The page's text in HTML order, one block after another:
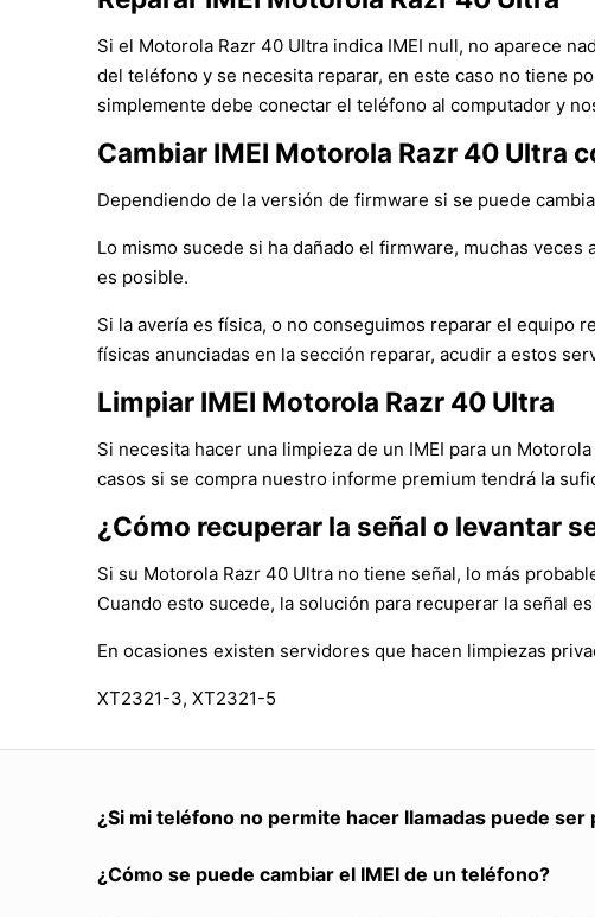
Si el Motorola Razr 40 Ultra indica IMEI null, no aparece
del teléfono y se necesita reparar, en este caso no tiene
simplemente debe conectar el teléfono al computador y
Cambiar IMEI Motorola Razr 40 Ultra
Dependiendo de la versión de firmware si se puede
Lo mismo sucede si ha dañado el firmware, muchas
es posible.
Si la avería es física, o no conseguimos reparar el equipo
físicas anunciadas en la sección reparar, acudir a estos
Limpiar IMEI Motorola Razr 40 Ultra
Si necesita hacer una limpieza de un IMEI para un
casos si se compra nuestro informe premium tendrá la
¿Cómo recuperar la señal o levantar
Si su Motorola Razr 40 Ultra no tiene señal, lo más
Cuando esto sucede, la solución para recuperar la señal es
En ocasiones existen servidores que hacen limpiezas
XT2321-3, XT2321-5
¿Si mi teléfono no permite hacer llamadas puede ser
¿Cómo se puede cambiar el IMEI de un teléfono?